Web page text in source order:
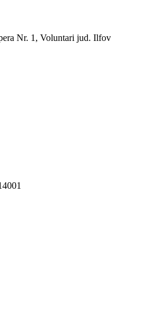
Nr. 1, Voluntari jud. Ilfov